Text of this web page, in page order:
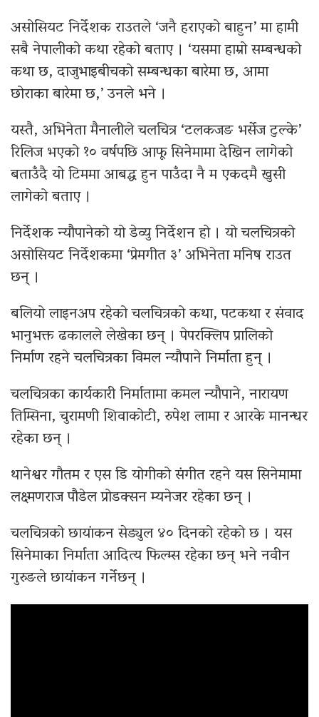
असोसियट निर्देशक राउतले ‘जनै हराएको बाहुन’ मा हामी
सबै नेपालीको कथा रहेको बताए । ‘यसमा हाम्रो सम्बन्धको
कथा छ, दाजुभाइबीचको सम्बन्धका बारेमा छ, आमा
छोराका बारेमा छ,’ उनले भने ।
यस्तै, अभिनेता मैनालीले चलचित्र ‘टलकजङ भर्सेज टुल्के’
रिलिज भएको १० वर्षपछि आफू सिनेमामा देखिन लागेको
बताउँदै यो टिममा आबद्ध हुन पाउँदा नै म एकदमै खुसी
लागेको बताए ।
निर्देशक न्यौपानेको यो डेव्यु निर्देशन हो । यो चलचित्रको
असोसियट निर्देशकमा ‘प्रेमगीत ३’ अभिनेता मनिष राउत
छन् ।
बलियो लाइनअप रहेको चलचित्रको कथा, पटकथा र संवाद
भानुभक्त ढकालले लेखेका छन् । पेपरक्लिप प्रालिको
निर्माण रहने चलचित्रका विमल न्यौपाने निर्माता हुन् ।
चलचित्रका कार्यकारी निर्मातामा कमल न्यौपाने, नारायण
तिम्सिना, चुरामणी शिवाकोटी, रुपेश लामा र आरके मानन्धर
रहेका छन् ।
थानेश्वर गौतम र एस डि योगीको संगीत रहने यस सिनेमामा
लक्ष्मणराज पौडेल प्रोडक्सन म्यनेजर रहेका छन् ।
चलचित्रको छायांकन सेड्युल ४० दिनको रहेको छ । यस
सिनेमाका निर्माता आदित्य फिल्म्स रहेका छन् भने नवीन
गुरुङले छायांकन गर्नेछन् ।